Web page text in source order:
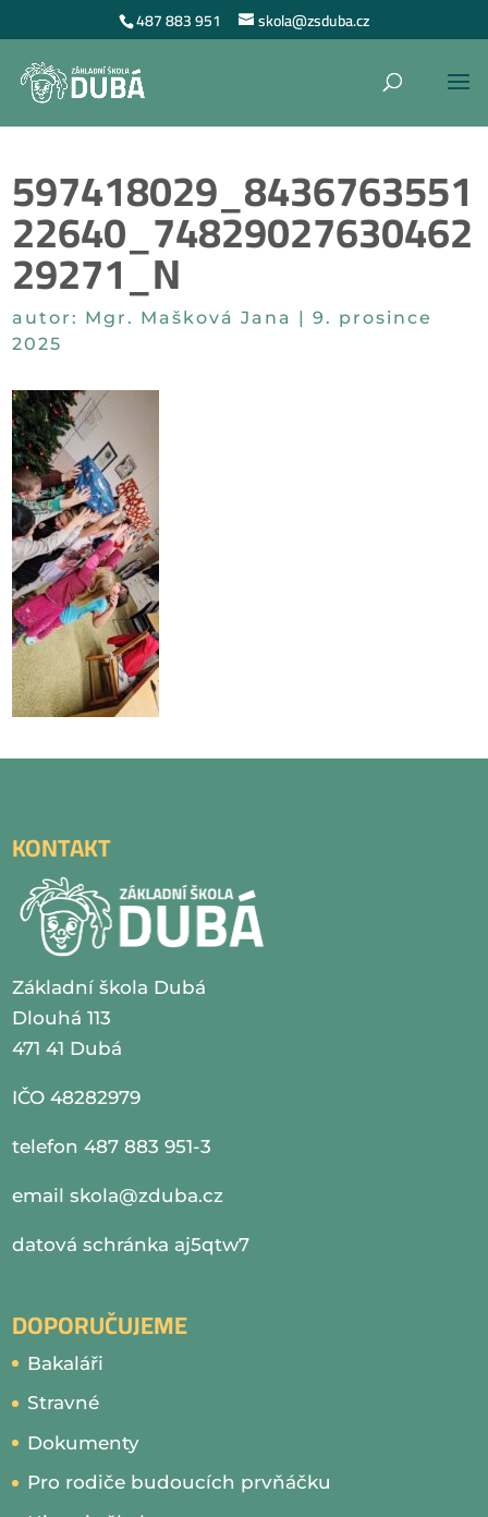
487 883 951 skola@zsduba.cz
597418029_8436763551
22640_74829027630462
29271_N
autor: Mgr. Mašková Jana |9. prosince
2025
KONTAKT
Základní škola Dubá
Dlouhá 113
471 41 Dubá
IČO 48282979
telefon 487 883 951-3
emailskola@zduba.cz
datová schránka aj5qtw7
DOPORUČUJEME
Bakaláři
Stravné
Dokumenty
Pro rodiče budoucích prvňáčku